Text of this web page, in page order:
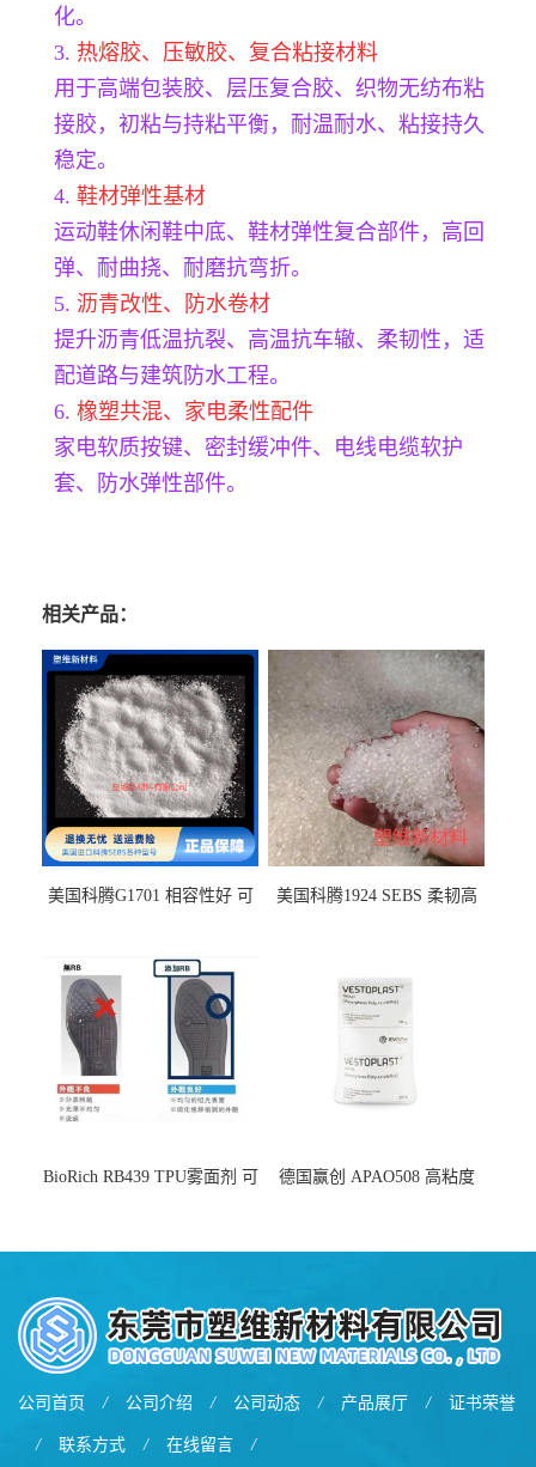
化。
3. 热熔胶、压敏胶、复合粘接材料
用于高端包装胶、层压复合胶、织物无纺布粘
接胶，初粘与持粘平衡，耐温耐水、粘接持久
稳定。
4. 鞋材弹性基材
运动鞋休闲鞋中底、鞋材弹性复合部件，高回
弹、耐曲挠、耐磨抗弯折。
5. 沥青改性、防水卷材
提升沥青低温抗裂、高温抗车辙、柔韧性，适
配道路与建筑防水工程。
6. 橡塑共混、家电柔性配件
家电软质按键、密封缓冲件、电线电缆软护
套、防水弹性部件。
相关产品：
美国科腾G1701 相容性好 可
美国科腾1924 SEBS 柔韧高
BioRich RB439 TPU雾面剂 可
德国赢创 APAO508 高粘度
公司首页 / 公司介绍 / 公司动态 / 产品展厅 / 证书荣誉
/ 联系方式 / 在线留言 /